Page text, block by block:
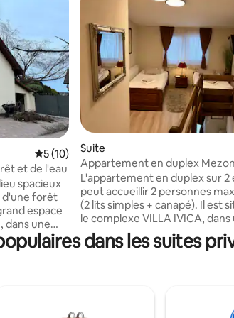
: 4,92 sur 5
Évaluation moyenne sur la base de 10
5 (10)
et de l'eau
spacieux
d'une forêt
espace
dans une
vue sur
des
Suite
Appartement en duplex
IVICA
L'appartement en duplex sur 2
peut accueillir 2 personnes
(2 lits simples + canapé). Il est
le complexe VILLA IVICA, dans
endroit calme et sûr en pleine
près de Bratislava.
la nouvelle partie du complexe
dans les suites